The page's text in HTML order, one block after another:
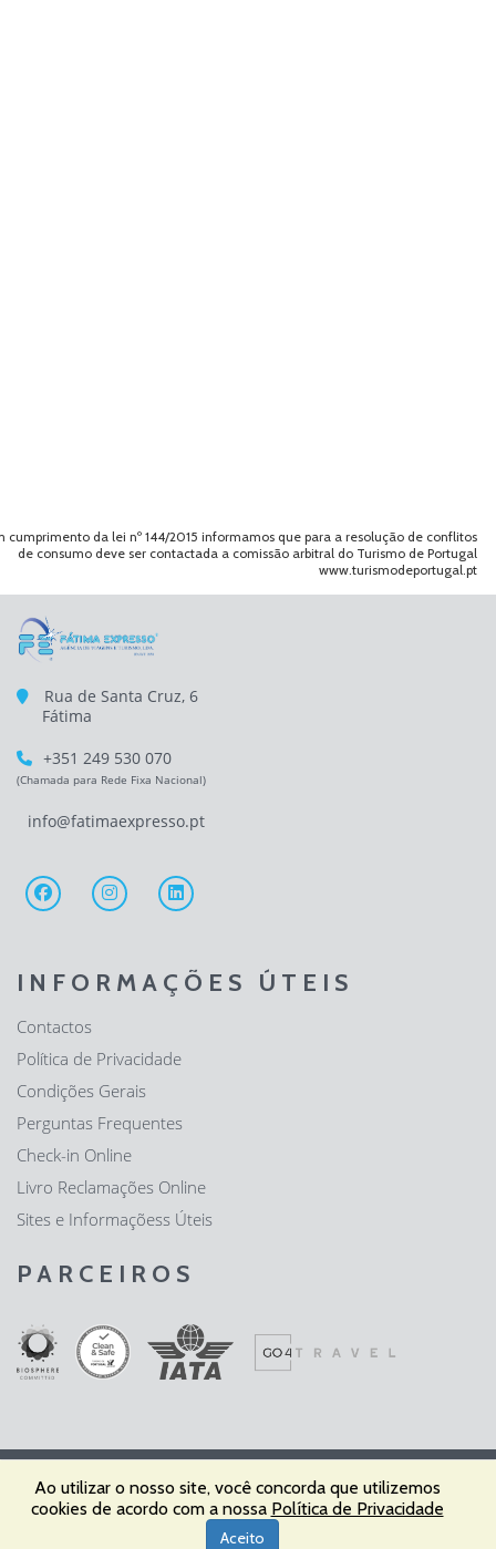
cumprimento da lei nº 144/2015 informamos que para a resolução de conflitos
de consumo deve ser contactada a comissão arbitral do Turismo de Portugal
www.turismodeportugal.pt
Rua de Santa Cruz, 6
Fátima
+351 249 530 070
(Chamada para Rede Fixa Nacional)
info@fatimaexpresso.pt
INFORMAÇÕES ÚTEIS
Contactos
Política de Privacidade
Condições Gerais
Perguntas Frequentes
Check-in Online
Livro Reclamações Online
Sites e Informaçõess Úteis
PARCEIROS
Fátima Expresso - Agência de Viagens e Turismo, Lda | RNAVT nº
1850 | IATA – 64202106 64202106 | © 2022 Todos os Direitos
Ao utilizar o nosso site, você concorda que utilizemos
cookies de acordo com a nossa Política de Privacidade
Aceito